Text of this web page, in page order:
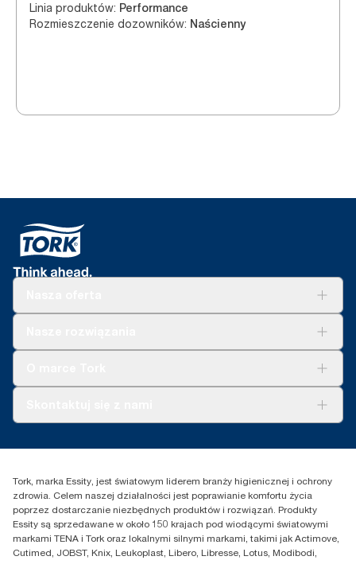
Linia produktów: Performance
Rozmieszczenie dozowników: Naścienny
Reklamacja produktu
Przedstawiciele handlowi
Puławska 180
02-670 Warszawa
Polska
Tork, marka Essity, jest światowym liderem branży higienicznej i ochrony
zdrowia. Celem naszej działalności jest poprawianie komfortu życia
poprzez dostarczanie niezbędnych produktów i rozwiązań. Produkty
Essity są sprzedawane w około 150 krajach pod wiodącymi światowymi
markami TENA i Tork oraz lokalnymi silnymi markami, takimi jak Actimove,
Cutimed, JOBST, Knix, Leukoplast, Libero, Libresse, Lotus, Modibodi,